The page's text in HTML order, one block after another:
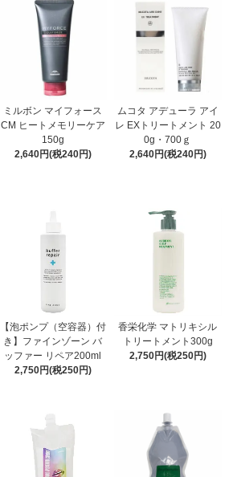
ミルボン マイフォース
CM ヒートメモリーケア
150g
2,640円(税240円)
ムコタ アデューラ アイ
レ EXトリートメント 20
0g・700ｇ
2,640円(税240円)
【泡ポンプ（空容器）付
き】ファインゾーン バ
ッファー リペア200ml
2,750円(税250円)
香栄化学 マトリキシル
トリートメント300g
2,750円(税250円)